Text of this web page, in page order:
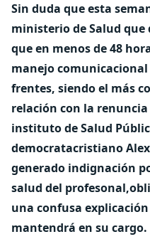
Sin duda que esta
ministerio de Salud que
que en menos de 48
manejo
frentes, siendo el más
relación con la
instituto de Salud
democratacristiano
generado indignación
salud del
una confusa
mantendrá en su cargo.